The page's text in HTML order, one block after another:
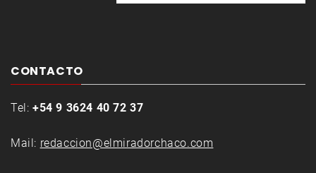
CONTACTO
Tel: +54 9 3624 40 72 37
Mail: redaccion@elmiradorchaco.com